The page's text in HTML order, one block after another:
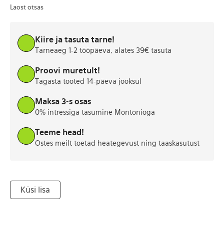
Laost otsas
Kiire ja tasuta tarne!
Tarneaeg 1-2 tööpäeva, alates 39€ tasuta
Proovi muretult!
Tagasta tooted 14-päeva jooksul
Maksa 3-s osas
0% intressiga tasumine Montonioga
Teeme head!
Ostes meilt toetad heategevust ning taaskasutust
Küsi lisa